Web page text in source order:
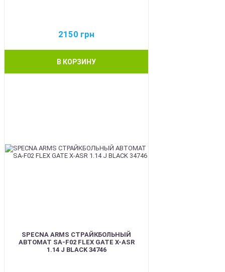
2150 грн
В КОРЗИНУ
SPECNA ARMS СТРАЙКБОЛЬНЫЙ
АВТОМАТ SA-F02 FLEX GATE X-ASR
1.14 J BLACK 34746